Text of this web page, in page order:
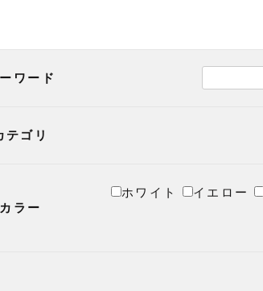
ワード
テゴリ
カラー
ホワイト イエロー